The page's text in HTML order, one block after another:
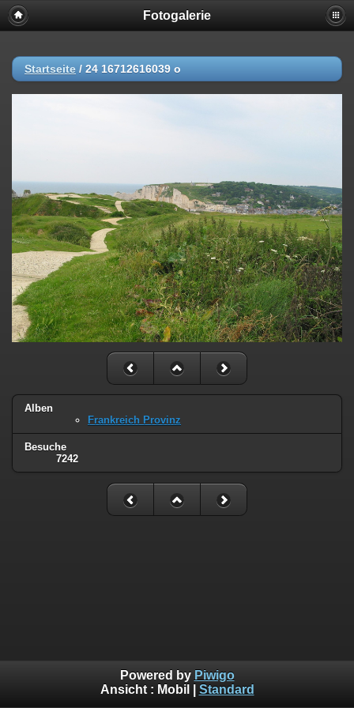
Fotogalerie
Startseite / 24 16712616039 o
Alben
Frankreich Provinz
Besuche
7242
Powered by Piwigo
Ansicht : Mobil Standard